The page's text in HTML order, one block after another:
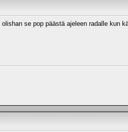
se pop päästä ajeleen radalle kun